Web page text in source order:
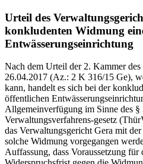
Urteil des
konkludenten Widmung
Entwässerungseinrichtung
Nach dem Urteil der 2. Kammer
26.04.2017 (Az.: 2 K 316/15 Ge),
kann, handelt es sich bei der
öffentlichen
Allgemeinverfügung im Sinne des
Verwaltungsverfahrens-gesetz
das Verwaltungsgericht Gera mit
solche Widmung vorgegangen
Auffassung, dass Voraussetzung für